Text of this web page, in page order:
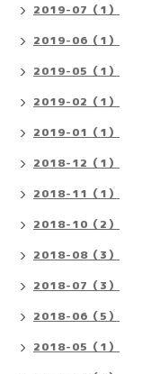
2019-07（1）
2019-06（1）
2019-05（1）
2019-02（1）
2019-01（1）
2018-12（1）
2018-11（1）
2018-10（2）
2018-08（3）
2018-07（3）
2018-06（5）
2018-05（1）